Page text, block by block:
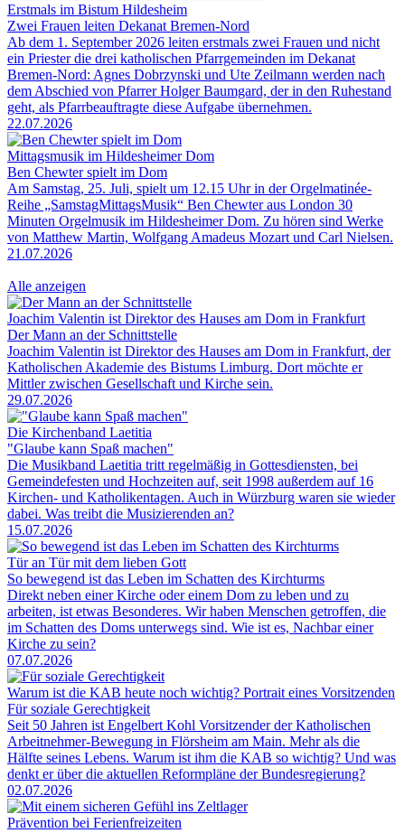
Erstmals im Bistum Hildesheim
Zwei Frauen leiten Dekanat Bremen-Nord
Ab dem 1. September 2026 leiten erstmals zwei Frauen und nicht
ein Priester die drei katholischen Pfarrgemeinden im Dekanat
Bremen-Nord: Agnes Dobrzynski und Ute Zeilmann werden nach
dem Abschied von Pfarrer Holger Baumgard, der in den Ruhestand
geht, als Pfarrbeauftragte diese Aufgabe übernehmen.
22.07.2026
Mittagsmusik im Hildesheimer Dom
Ben Chewter spielt im Dom
Am Samstag, 25. Juli, spielt um 12.15 Uhr in der Orgelmatinée-
Reihe „SamstagMittagsMusik“ Ben Chewter aus London 30
Minuten Orgelmusik im Hildesheimer Dom. Zu hören sind Werke
von Matthew Martin, Wolfgang Amadeus Mozart und Carl Nielsen.
21.07.2026
Alle anzeigen
Joachim Valentin ist Direktor des Hauses am Dom in Frankfurt
Der Mann an der Schnittstelle
Joachim Valentin ist Direktor des Hauses am Dom in Frankfurt, der
Katholischen Akademie des Bistums Limburg. Dort möchte er
Mittler zwischen Gesellschaft und Kirche sein.
29.07.2026
Die Kirchenband Laetitia
"Glaube kann Spaß machen"
Die Musikband Laetitia tritt regelmäßig in Gottesdiensten, bei
Gemeindefesten und Hochzeiten auf, seit 1998 außerdem auf 16
Kirchen- und Katholikentagen. Auch in Würzburg waren sie wieder
dabei. Was treibt die Musizierenden an?
15.07.2026
Tür an Tür mit dem lieben Gott
So bewegend ist das Leben im Schatten des Kirchturms
Direkt neben einer Kirche oder einem Dom zu leben und zu
arbeiten, ist etwas Besonderes. Wir haben Menschen getroffen, die
im Schatten des Doms unterwegs sind. Wie ist es, Nachbar einer
Kirche zu sein?
07.07.2026
Warum ist die KAB heute noch wichtig? Portrait eines Vorsitzenden
Für soziale Gerechtigkeit
Seit 50 Jahren ist Engelbert Kohl Vorsitzender der Katholischen
Arbeitnehmer-Bewegung in Flörsheim am Main. Mehr als die
Hälfte seines Lebens. Warum ist ihm die KAB so wichtig? Und was
denkt er über die aktuellen Reformpläne der Bundesregierung?
02.07.2026
Prävention bei Ferienfreizeiten